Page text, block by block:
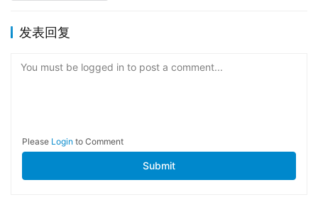
发表回复
You must be logged in to post a comment...
Please Login to Comment
Submit